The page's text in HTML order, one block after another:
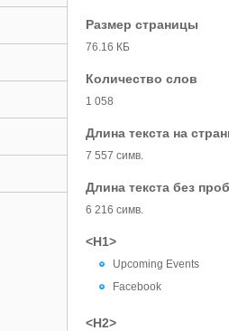
Размер страницы
76.16 КБ
Количество слов
1 058
Длина текста на
7 557 симв.
Длина текста без
6 216 симв.
<H1>
Upcoming Events
Facebook
<H2>